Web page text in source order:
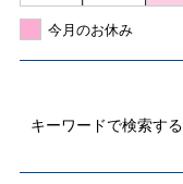
今月のお休み